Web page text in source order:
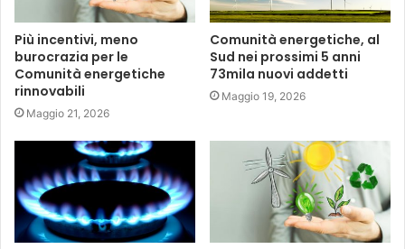
Più incentivi, meno
burocrazia per le
Comunità energetiche
rinnovabili
Maggio 21, 2026
Comunità energetiche, al
Sud nei prossimi 5 anni
73mila nuovi addetti
Maggio 19, 2026